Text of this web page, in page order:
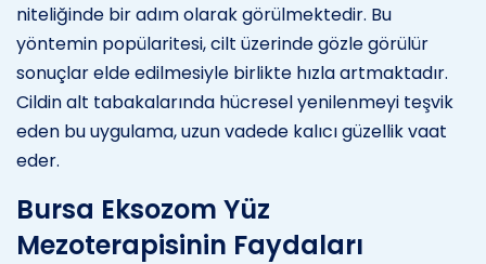
niteliğinde bir adım olarak görülmektedir. Bu
yöntemin popülaritesi, cilt üzerinde gözle görülür
sonuçlar elde edilmesiyle birlikte hızla artmaktadır.
Cildin alt tabakalarında hücresel yenilenmeyi teşvik
eden bu uygulama, uzun vadede kalıcı güzellik vaat
eder.
Bursa Eksozom Yüz
Mezoterapisinin Faydaları